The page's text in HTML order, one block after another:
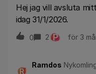
Hej jag vill avsluta
idag 31/1/2026.
0 2 P för 3
R
Ramdos